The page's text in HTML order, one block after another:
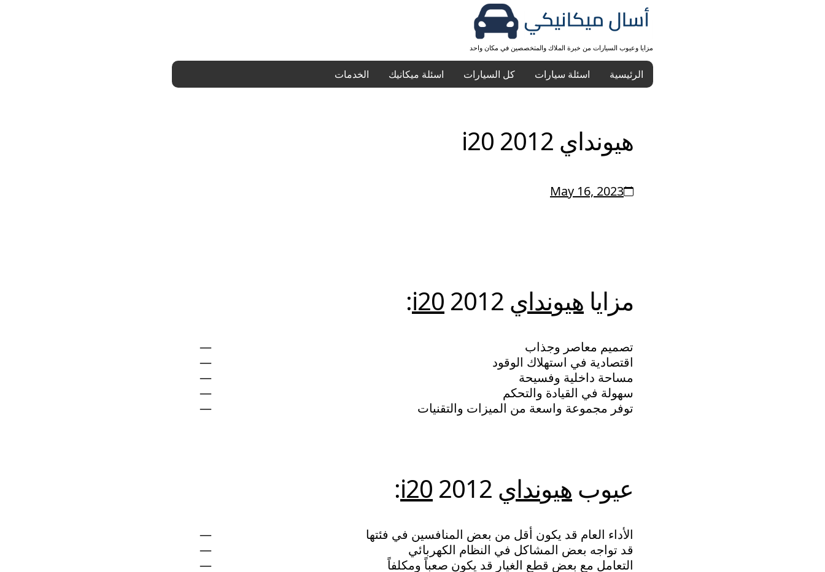
مزايا وعيوب السيارات من خبرة الملاك والمتخصصين في مكان واحد
الرئيسية اسئلة سيارات كل السيارات اسئلة ميكانيك الخدمات
هيونداي i20 2012
May 16, 2023
مزايا هيونداي i20 2012:
تصميم معاصر وجذاب
اقتصادية في استهلاك الوقود
مساحة داخلية وفسيحة
سهولة في القيادة والتحكم
توفر مجموعة واسعة من الميزات والتقنيات
عيوب هيونداي i20 2012:
الأداء العام قد يكون أقل من بعض المنافسين في فئتها
قد تواجه بعض المشاكل في النظام الكهربائي
التعامل مع بعض قطع الغيار قد يكون صعباً ومكلفاً